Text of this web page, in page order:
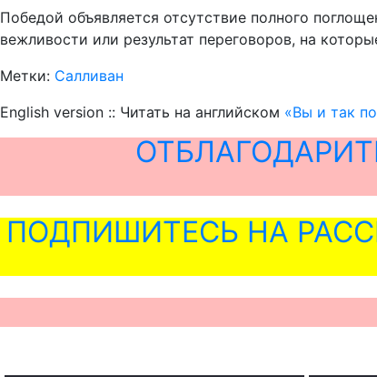
Победой объявляется отсутствие полного
вежливости или результат переговоров, на
Метки: Салливан
English version :: Читать на английском «Вы и так
ПОДПИШИТЕСЬ НА